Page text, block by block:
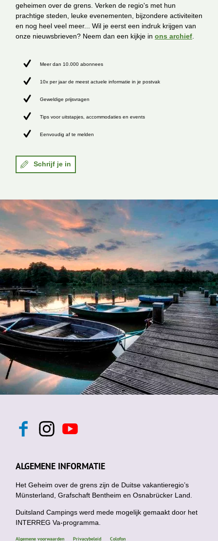
geheimen over de grens. Verken de regio's met hun
prachtige steden, leuke evenementen, bijzondere activiteiten
en nog heel veel meer... Wil je eerst een indruk krijgen van
onze nieuwsbrieven? Neem dan een kijkje in ons archief.
Meer dan 10.000 abonnees
10x per jaar de meest actuele informatie in je postvak
Geweldige prijsvragen
Tips voor uitstapjes, accommodaties en events
Eenvoudig af te melden
Schrijf je in
F
b
o
k
I
n
a
g
a
m
Y
o
u
b
ALGEMENE INFORMATIE
Het Geheim over de grens zijn de Duitse vakantieregio’s
Münsterland, Grafschaft Bentheim en Osnabrücker Land.
Duitsland Campings werd mede mogelijk gemaakt door het
INTERREG Va-programma.
Algemene voorwaarden Privacybeleid Colofon